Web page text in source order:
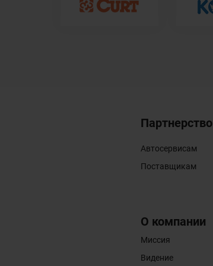
Партнерство
Автосервисам
Поставщикам
О компании
Миссия
Видение